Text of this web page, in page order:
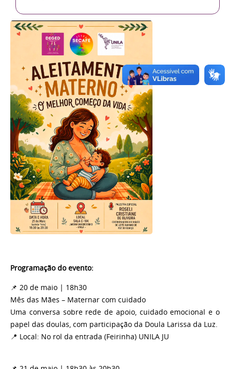
Programação do evento:
📌 20 de maio | 18h30
Mês das Mães – Maternar com cuidado
Uma conversa sobre rede de apoio, cuidado emocional e o
papel das doulas, com participação da Doula Larissa da Luz.
📍 Local: No rol da entrada (Feirinha) UNILA JU